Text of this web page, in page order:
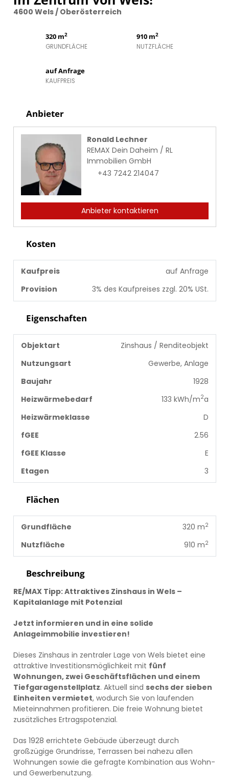
4600 Wels / Oberösterreich
320 m2
GRUNDFLÄCHE
910 m2
NUTZFLÄCHE
auf Anfrage
KAUFPREIS
Beschreibung
RE/MAX Tipp: Attraktives Zinshaus in Wels –
Kapitalanlage mit Potenzial
Jetzt informieren und in eine solide
Anlageimmobilie investieren!
Dieses Zinshaus in zentraler Lage von Wels bietet eine
attraktive Investitionsmöglichkeit mit fünf
Wohnungen, zwei Geschäftsflächen und einem
Tiefgaragenstellplatz. Aktuell sind sechs der sieben
Einheiten vermietet, wodurch Sie von laufenden
Mieteinnahmen profitieren. Die freie Wohnung bietet
zusätzliches Ertragspotenzial.
Das 1928 errichtete Gebäude überzeugt durch
großzügige Grundrisse, Terrassen bei nahezu allen
Wohnungen sowie die gefragte Kombination aus Wohn-
und Gewerbenutzung.
Anbieter
Ronald Lechner
REMAX Dein Daheim / RL
Immobilien GmbH
+43 7242 214047
Anbieter kontaktieren
Kosten
Kaufpreis
auf Anfrage
Provision
3% des Kaufpreises zzgl. 20% USt.
Eigenschaften
Objektart
Zinshaus / Renditeobjekt
Nutzungsart
Gewerbe, Anlage
Baujahr
1928
Heizwärmebedarf
133 kWh/m2a
Heizwärmeklasse
D
fGEE
2.56
fGEE Klasse
E
Etagen
3
Flächen
Grundfläche 320 m2
Nutzfläche 910 m2